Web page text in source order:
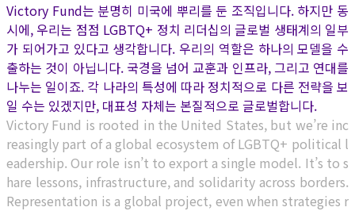
Victory Fund는 분명히 미국에 뿌리를 둔 조직입니다. 하지만 동
시에, 우리는 점점 LGBTQ+ 정치 리더십의 글로벌 생태계의 일부
가 되어가고 있다고 생각합니다. 우리의 역할은 하나의 모델을 수
출하는 것이 아닙니다. 국경을 넘어 교훈과 인프라, 그리고 연대를
나누는 일이죠. 각 나라의 특성에 따라 정치적으로 다른 전략을 보
일 수는 있겠지만, 대표성 자체는 본질적으로 글로벌합니다.
Victory Fund is rooted in the United States, but we’re inc
reasingly part of a global ecosystem of LGBTQ+ political l
eadership. Our role isn’t to export a single model. It’s to s
hare lessons, infrastructure, and solidarity across borders.
Representation is a global project, even when strategies r